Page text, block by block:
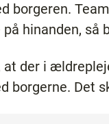
borgeren.
hinanden, så
at der i
borgerne. Det